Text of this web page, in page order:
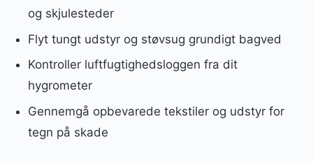
og skjulesteder
Flyt tungt udstyr og støvsug grundigt bagved
Kontroller luftfugtighedsloggen fra dit
hygrometer
Gennemgå opbevarede tekstiler og udstyr for
tegn på skade